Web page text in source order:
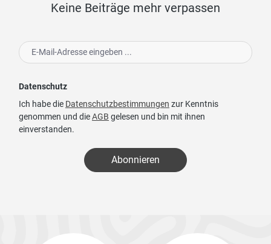
Keine Beiträge mehr verpassen
Datenschutz
Ich habe die Datenschutzbestimmungen zur Kenntnis
genommen und dieAGB gelesen und bin mit ihnen
einverstanden.
Abonnieren